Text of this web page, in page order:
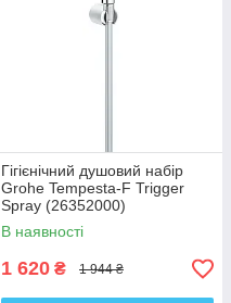
Гігієнічний душовий набір
Grohe Tempesta-F Trigger
Spray (26352000)
В наявності
1 620 ₴ 1 944 ₴